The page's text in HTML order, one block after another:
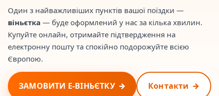
Один з найважливіших пунктів вашої поїздки —
віньєтка — буде оформлений у нас за кілька хвилин.
Купуйте онлайн, отримайте підтвердження на
електронну пошту та спокійно подорожуйте всією
Європою.
ЗАМОВИТИ Е-ВІНЬЄТКУ Контакти